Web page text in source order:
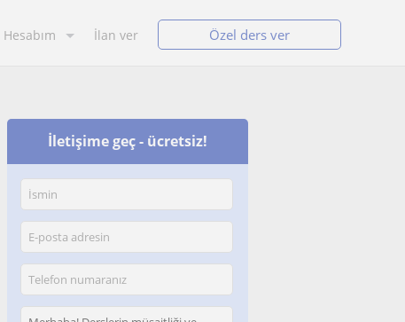
Hesabım İlan ver Özel ders ver
İletişime geç - ücretsiz!